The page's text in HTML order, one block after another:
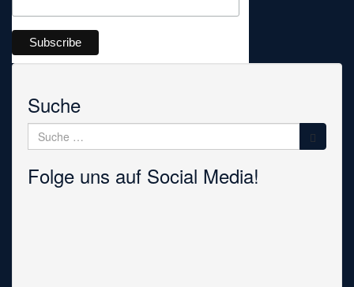
Suche
Suche
nach:
Folge uns auf Social Media!